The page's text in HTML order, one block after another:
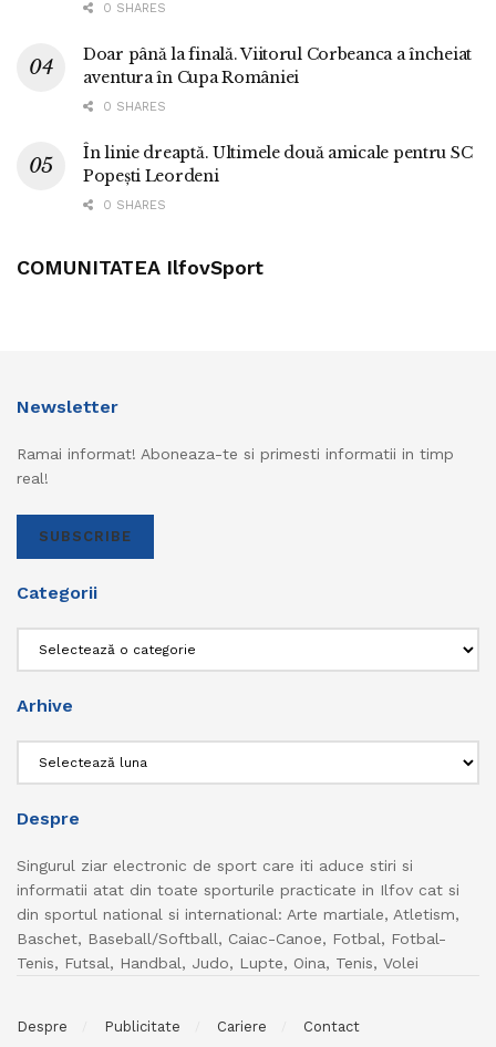
0 SHARES
Doar până la finală. Viitorul Corbeanca a încheiat
aventura în Cupa României
0 SHARES
În linie dreaptă. Ultimele două amicale pentru SC
Popești Leordeni
0 SHARES
COMUNITATEA IlfovSport
Newsletter
Ramai informat! Aboneaza-te si primesti informatii in timp
real!
SUBSCRIBE
Categorii
Arhive
Despre
Singurul ziar electronic de sport care iti aduce stiri si
informatii atat din toate sporturile practicate in Ilfov cat si
din sportul national si international: Arte martiale, Atletism,
Baschet, Baseball/Softball, Caiac-Canoe, Fotbal, Fotbal-
Tenis, Futsal, Handbal, Judo, Lupte, Oina, Tenis, Volei
Despre Publicitate Cariere Contact